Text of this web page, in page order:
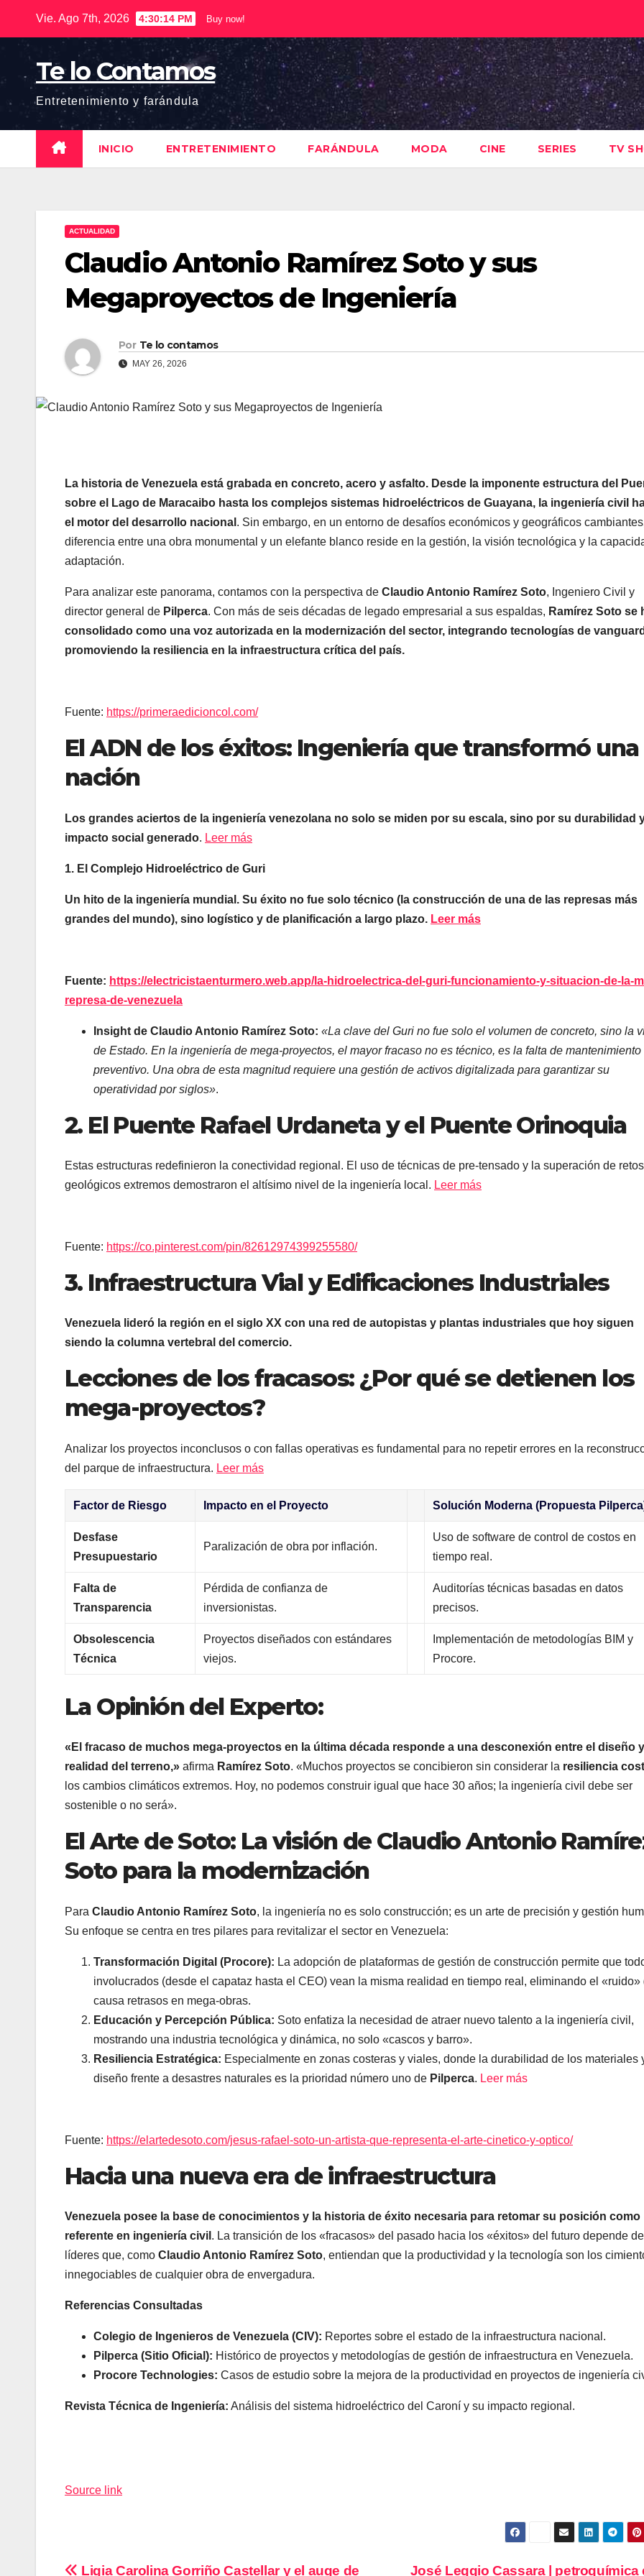
Vie. Ago 7th, 2026 4:30:15 PM Buy now!
Te lo Contamos
Entretenimiento y farándula
INICIO ENTRETENIMIENTO FARÁNDULA MODA CINE SERIES TV
ACTUALIDAD
Claudio Antonio Ramírez Soto y sus
Megaproyectos de Ingeniería
Por Te lo contamos
MAY 26, 2026
La historia de Venezuela está grabada en concreto, acero y asfalto. Desde la imponente estructura del
sobre el Lago de Maracaibo hasta los complejos sistemas hidroeléctricos de Guayana, la ingeniería civil
el motor del desarrollo nacional . Sin embargo, en un entorno de desafíos económicos y geográficos
diferencia entre una obra monumental y un elefante blanco reside en la gestión, la visión tecnológica y la
adaptación.
Para analizar este panorama, contamos con la perspectiva de Claudio Antonio Ramírez Soto, Ingeniero Civil y
director general de Pilperca. Con más de seis décadas de legado empresarial a sus espaldas, Ramírez Soto se
consolidado como una voz autorizada en la modernización del sector, integrando tecnologías de
promoviendo la resiliencia en la infraestructura crítica del país.
Fuente: https://primeraedicioncol.com/
El ADN de los éxitos: Ingeniería que transformó una
nación
Los grandes aciertos de la ingeniería venezolana no solo se miden por su escala, sino por su durabilidad y
impacto social generado. Leer más
1. El Complejo Hidroeléctrico de Guri
Un hito de la ingeniería mundial. Su éxito no fue solo técnico (la construcción de una de las represas más
grandes del mundo), sino logístico y de planificación a largo plazo. Leer más
Fuente: https://electricistaenturmero.web.app/la-hidroelectrica-del-guri-funcionamiento-y-situacion-de-la-
represa-de-venezuela
Insight de Claudio Antonio Ramírez Soto: «La clave del Guri no fue solo el volumen de concreto, sino la
de Estado. En la ingeniería de mega-proyectos, el mayor fracaso no es técnico, es la falta de mantenimiento
preventivo. Una obra de esta magnitud requiere una gestión de activos digitalizada para garantizar su
operatividad por siglos».
2. El Puente Rafael Urdaneta y el Puente Orinoquia
Estas estructuras redefinieron la conectividad regional. El uso de técnicas de pre-tensado y la superación de retos
geológicos extremos demostraron el altísimo nivel de la ingeniería local. Leer más
Fuente: https://co.pinterest.com/pin/82612974399255580/
3. Infraestructura Vial y Edificaciones Industriales
Venezuela lideró la región en el siglo XX con una red de autopistas y plantas industriales que hoy siguen
siendo la columna vertebral del comercio.
Lecciones de los fracasos: ¿Por qué se detienen los
mega-proyectos?
Analizar los proyectos inconclusos o con fallas operativas es fundamental para no repetir errores en la
del parque de infraestructura. Leer más
Factor de Riesgo Impacto en el Proyecto Solución Moderna (Propuesta
Desfase
Presupuestario
Paralización de obra por inflación.
Uso de software de control de costos en
tiempo real.
Falta de
Transparencia
Pérdida de confianza de
inversionistas.
Auditorías técnicas basadas en datos
precisos.
Obsolescencia
Técnica
Proyectos diseñados con estándares
viejos.
Implementación de metodologías BIM y
Procore.
La Opinión del Experto:
«El fracaso de muchos mega-proyectos en la última década responde a una desconexión entre el diseño
realidad del terreno,» afirma Ramírez Soto. «Muchos proyectos se concibieron sin considerar la resiliencia
los cambios climáticos extremos. Hoy, no podemos construir igual que hace 30 años; la ingeniería civil debe ser
sostenible o no será».
El Arte de Soto: La visión de Claudio Antonio
Soto para la modernización
Para Claudio Antonio Ramírez Soto, la ingeniería no es solo construcción; es un arte de precisión y gestión
Su enfoque se centra en tres pilares para revitalizar el sector en Venezuela:
Transformación Digital (Procore): La adopción de plataformas de gestión de construcción permite que
involucrados (desde el capataz hasta el CEO) vean la misma realidad en tiempo real, eliminando el «ruido»
causa retrasos en mega-obras.
Educación y Percepción Pública: Soto enfatiza la necesidad de atraer nuevo talento a la ingeniería civil,
mostrando una industria tecnológica y dinámica, no solo «cascos y barro».
Resiliencia Estratégica: Especialmente en zonas costeras y viales, donde la durabilidad de los materiales
diseño frente a desastres naturales es la prioridad número uno de Pilperca. Leer más
Fuente: https://elartedesoto.com/jesus-rafael-soto-un-artista-que-representa-el-arte-cinetico-y-optico/
Hacia una nueva era de infraestructura
Venezuela posee la base de conocimientos y la historia de éxito necesaria para retomar su posición como
referente en ingeniería civil . La transición de los «fracasos» del pasado hacia los «éxitos» del futuro depende de
líderes que, como Claudio Antonio Ramírez Soto, entiendan que la productividad y la tecnología son los
innegociables de cualquier obra de envergadura.
Referencias Consultadas
Colegio de Ingenieros de Venezuela (CIV): Reportes sobre el estado de la infraestructura nacional.
Pilperca (Sitio Oficial): Histórico de proyectos y metodologías de gestión de infraestructura en Venezuela.
Procore Technologies: Casos de estudio sobre la mejora de la productividad en proyectos de ingeniería
Revista Técnica de Ingeniería: Análisis del sistema hidroeléctrico del Caroní y su impacto regional.
de
Source link
José Leggio Cassara | petroquímica
Ligia Carolina Gorriño Castellar y el auge de